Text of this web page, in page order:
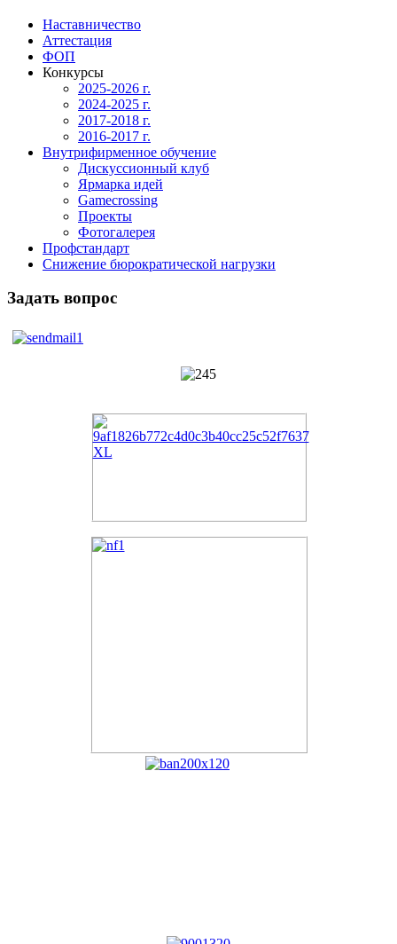
Наставничество
Аттестация
ФОП
Конкурсы
2025-2026 г.
2024-2025 г.
2017-2018 г.
2016-2017 г.
Внутрифирменное обучение
Дискуссионный клуб
Ярмарка идей
Gamecrossing
Проекты
Фотогалерея
Профстандарт
Снижение бюрократической нагрузки
Задать вопрос